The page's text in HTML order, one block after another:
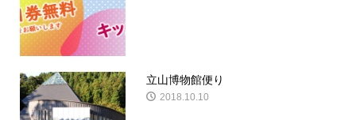
立山博物館便り
2018.10.10